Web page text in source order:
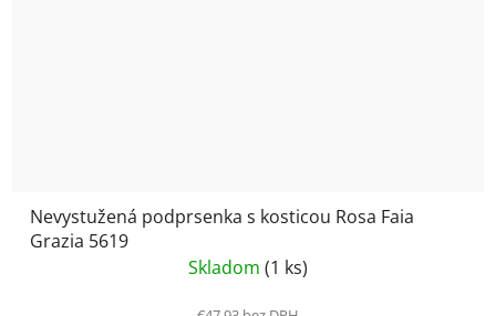
Nevystužená podprsenka s kosticou Rosa Faia
Grazia 5619
Skladom (1 ks)